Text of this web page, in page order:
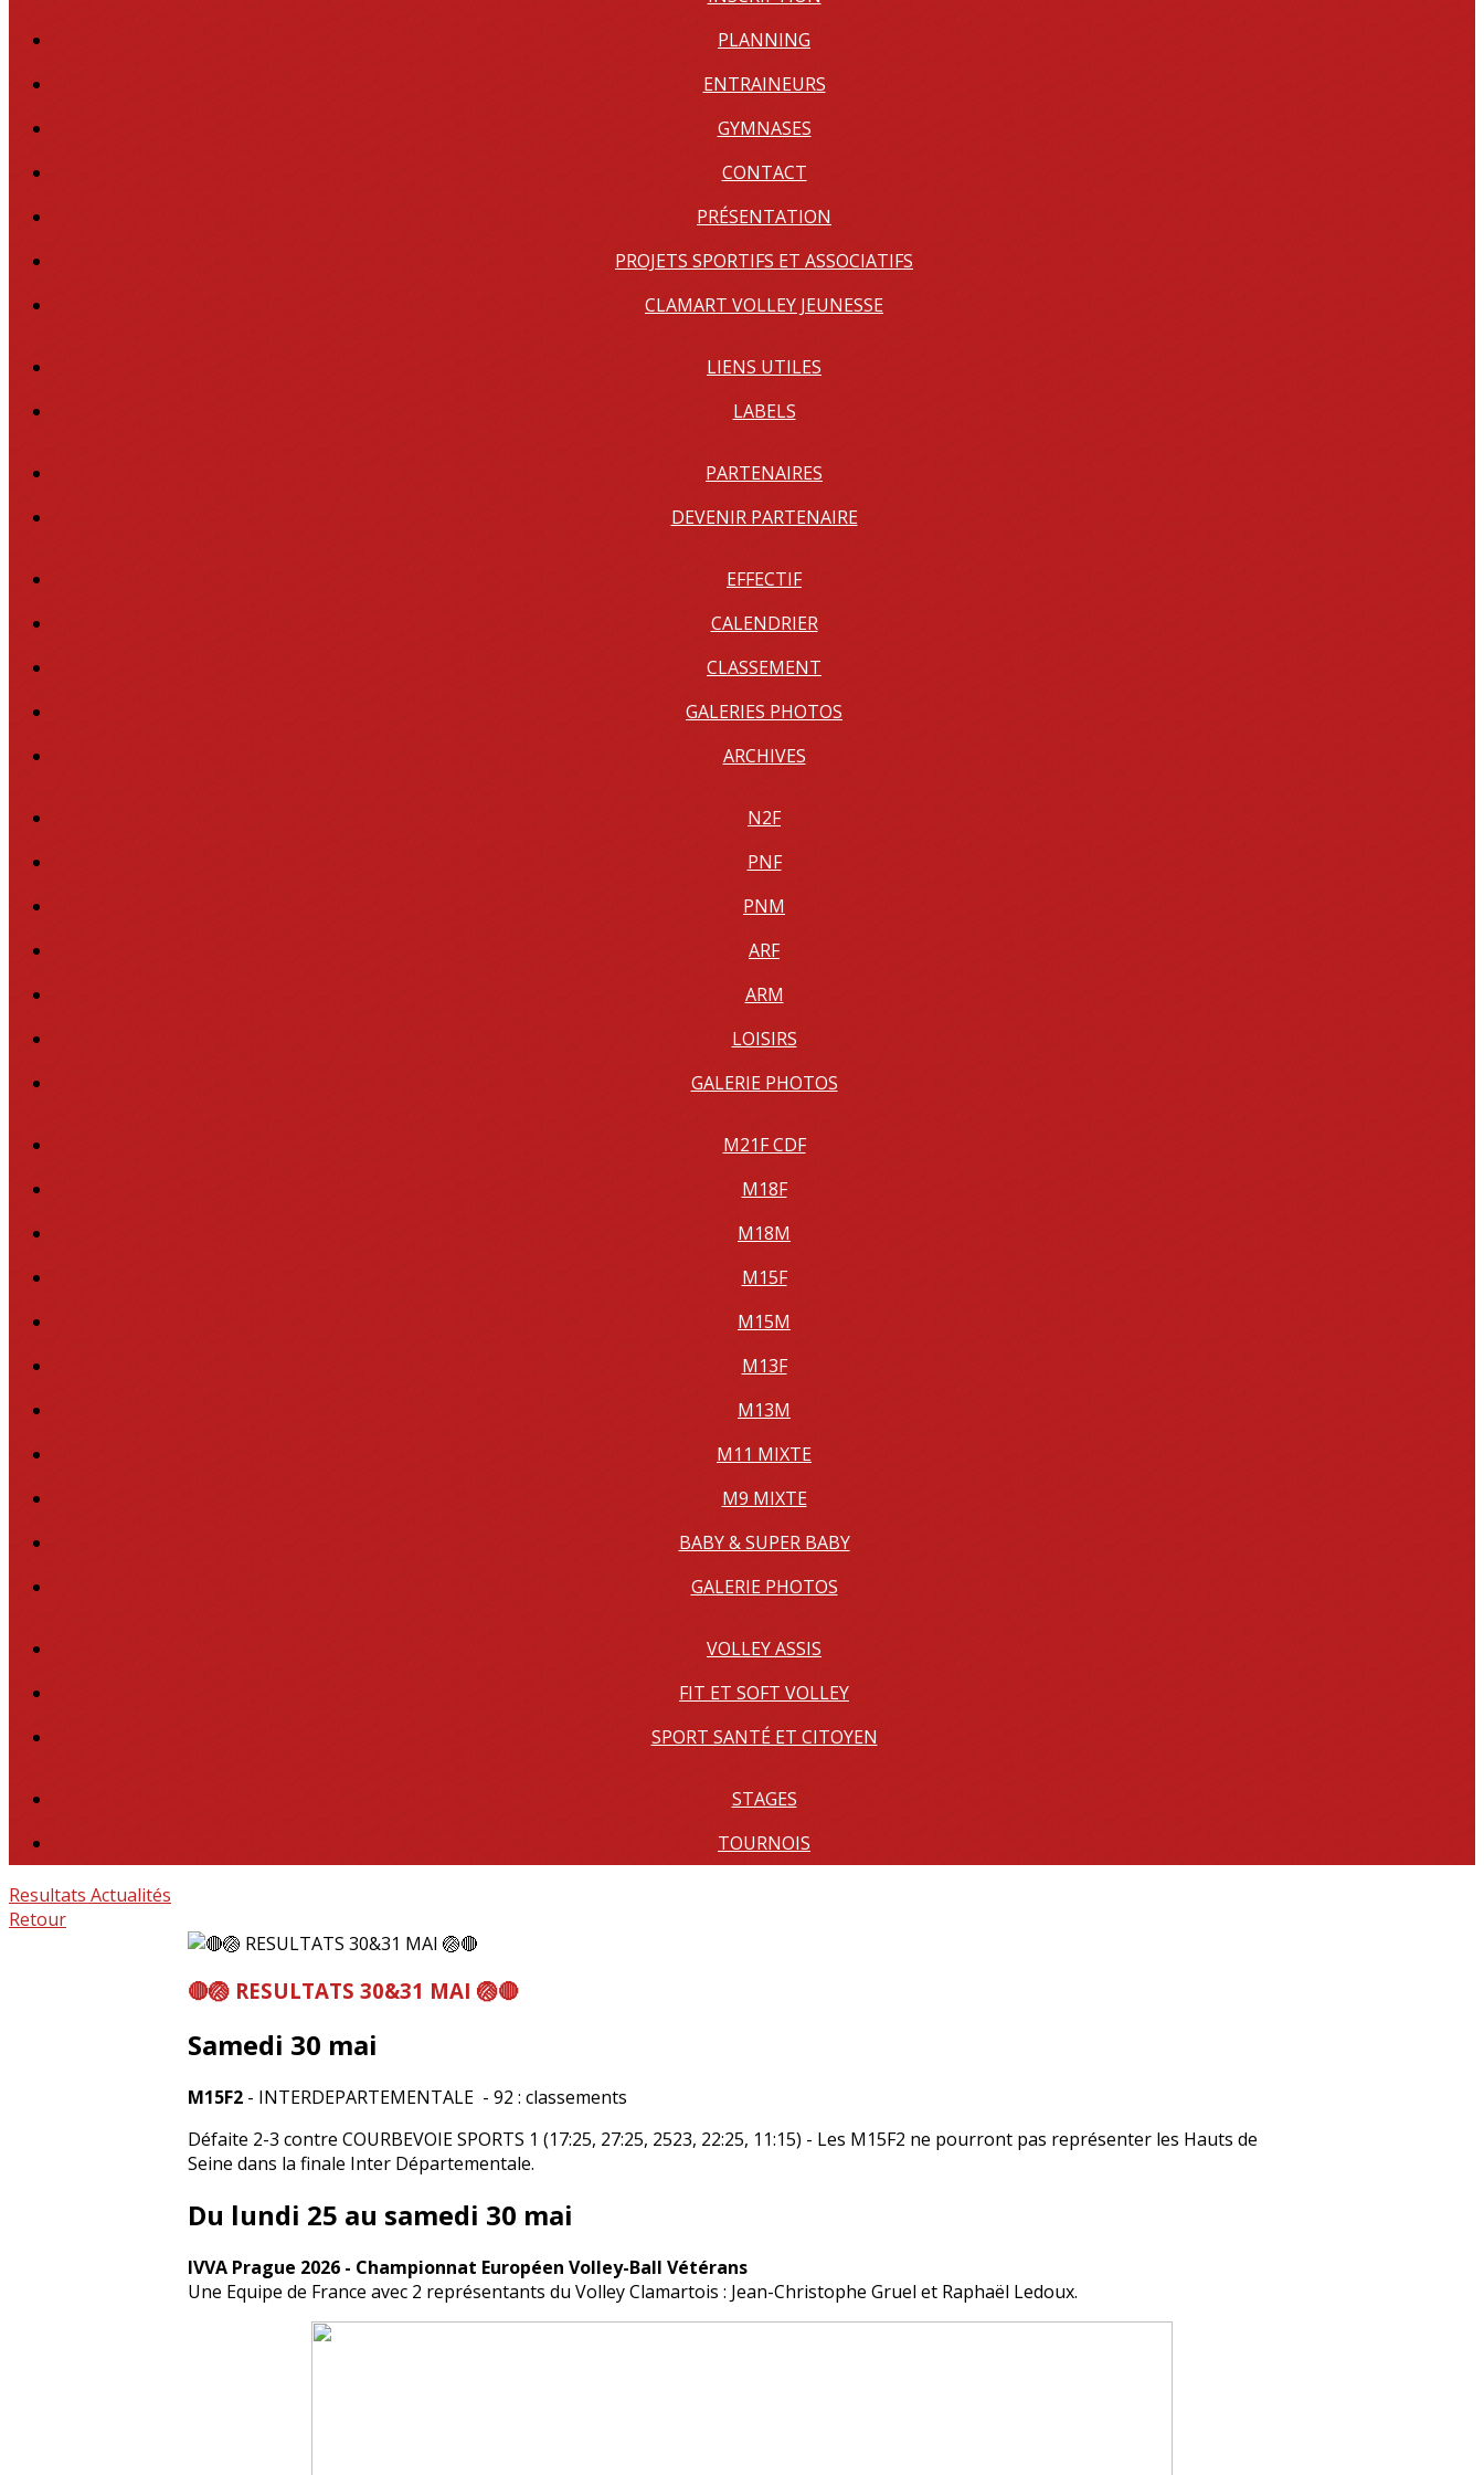
PLANNING
ENTRAINEURS
GYMNASES
CONTACT
PRÉSENTATION
PROJETS SPORTIFS ET ASSOCIATIFS
CLAMART VOLLEY JEUNESSE
LIENS UTILES
LABELS
PARTENAIRES
DEVENIR PARTENAIRE
EFFECTIF
CALENDRIER
CLASSEMENT
GALERIES PHOTOS
ARCHIVES
N2F
PNF
PNM
ARF
ARM
LOISIRS
GALERIE PHOTOS
M21F CDF
M18F
M18M
M15F
M15M
M13F
M13M
M11 MIXTE
M9 MIXTE
BABY & SUPER BABY
GALERIE PHOTOS
VOLLEY ASSIS
FIT ET SOFT VOLLEY
SPORT SANTÉ ET CITOYEN
STAGES
TOURNOIS
Resultats Actualités
Retour
🔴🏐 RESULTATS 30&31 MAI 🏐🔴
Samedi 30 mai
M15F2 - INTERDEPARTEMENTALE - 92 : classements
Défaite 2-3 contre COURBEVOIE SPORTS 1 (17:25, 27:25, 2523, 22:25, 11:15) - Les M15F2 ne pourront pas représenter les Hauts de
Seine dans la finale Inter Départementale.
Du lundi 25 au samedi 30 mai
IVVA Prague 2026 - Championnat Européen Volley-Ball Vétérans
Une Equipe de France avec 2 représentants du Volley Clamartois : Jean-Christophe Gruel et Raphaël Ledoux.